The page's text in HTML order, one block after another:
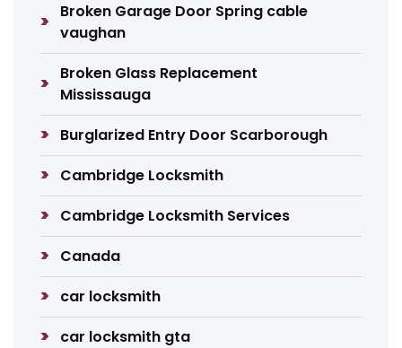
Broken Garage Door Spring cable
vaughan
Broken Glass Replacement
Mississauga
Burglarized Entry Door Scarborough
Cambridge Locksmith
Cambridge Locksmith Services
Canada
car locksmith
car locksmith gta